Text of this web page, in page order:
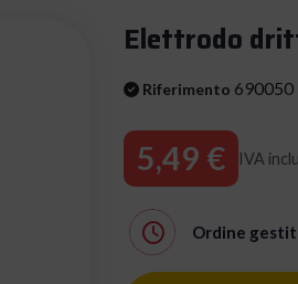
Elettrodo
Riferimento 690050
5,49 € IVA
Ordine